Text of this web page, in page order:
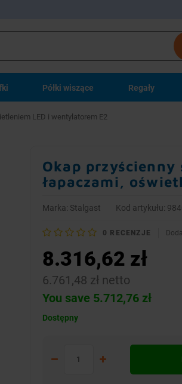
Półki wiszące Regały
LED i wentylatorem E2
Okap
łapaczami,
Marka: Stalgast Kod artykułu:
0 RECENZJE
8.316,62 zł
6.761,48 zł netto
You save 5.712,76 zł
Dostępny